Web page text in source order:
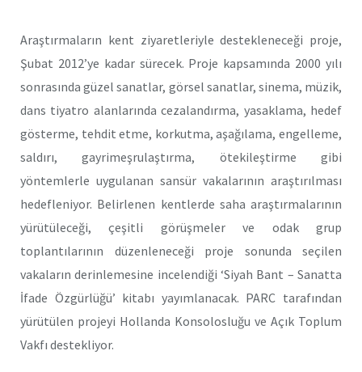
Araştırmaların kent ziyaretleriyle destekleneceği proje,
Şubat 2012’ye kadar sürecek. Proje kapsamında 2000 yılı
sonrasında güzel sanatlar, görsel sanatlar, sinema, müzik,
dans tiyatro alanlarında cezalandırma, yasaklama, hedef
gösterme, tehdit etme, korkutma, aşağılama, engelleme,
saldırı, gayrimeşrulaştırma, ötekileştirme gibi
yöntemlerle uygulanan sansür vakalarının araştırılması
hedefleniyor. Belirlenen kentlerde saha araştırmalarının
yürütüleceği, çeşitli görüşmeler ve odak grup
toplantılarının düzenleneceği proje sonunda seçilen
vakaların derinlemesine incelendiği ‘Siyah Bant – Sanatta
İfade Özgürlüğü’ kitabı yayımlanacak. PARC tarafından
yürütülen projeyi Hollanda Konsolosluğu ve Açık Toplum
Vakfı destekliyor.